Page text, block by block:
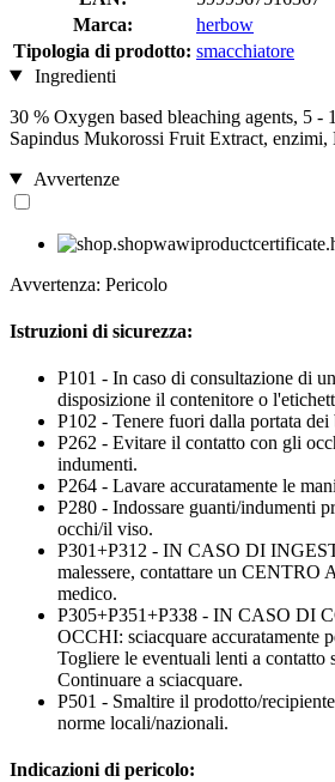
Marca:
herbow
Tipologia di prodotto: smacchiatore
Ingredienti
30 % Oxygen based bleaching agents, 5 -
Sapindus Mukorossi Fruit Extract, enzimi,
Avvertenze
Avvertenza: Pericolo
Istruzioni di sicurezza:
P101 - In caso di consultazione di
disposizione il contenitore o
P102 - Tenere fuori dalla portata dei
P262 - Evitare il contatto con gli
indumenti.
P264 - Lavare accuratamente le
P280 - Indossare guanti/indumenti
occhi/il viso.
P301+P312 - IN CASO DI
malessere, contattare un
medico.
P305+P351+P338 - IN CASO DI
OCCHI: sciacquare accuratamente
Togliere le eventuali lenti a contatto
Continuare a sciacquare.
P501 - Smaltire il prodotto/
norme locali/nazionali.
Indicazioni di pericolo: